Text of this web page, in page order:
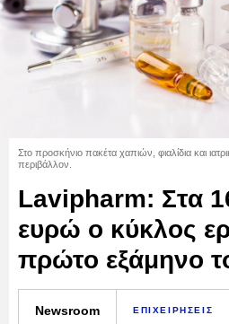
Στο προσκήνιο πακέτα χαπιών, φιαλίδια και
περιβάλλον.
Lavipharm: Στα
ευρώ ο κύκλος
πρώτο εξάμηνο
Newsroom ΕΠΙΧΕΙΡΗΣΕΙΣ